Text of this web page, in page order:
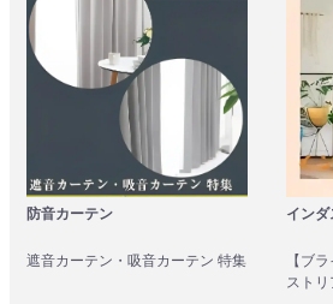
防音カーテン
遮音カーテン・吸音カーテン 特集
イン
【ブ
ストリ